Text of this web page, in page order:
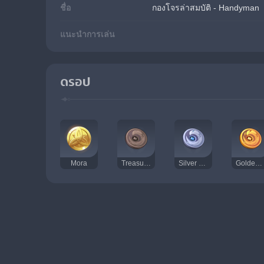
ชื่อ กองโจรล่าสมบัติ - Handyman
แนะนำการเล่น
ดรอป
Mora Treasure Hoarders Insignia Silver Raven Insignia Golden Raven Insignia